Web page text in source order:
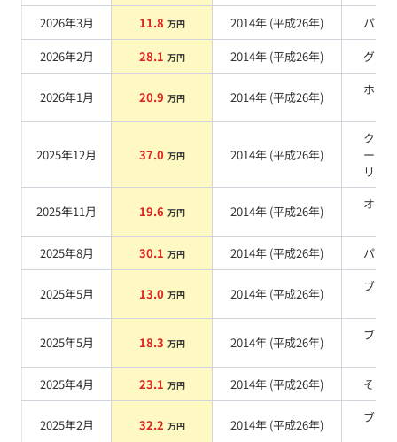
2026年3月
11.8 万円 2014年 (平成26年)
パール
2026年2月
28.1 万円 2014年 (平成26年) グレー
2026年1月 20.9 万円 2014年 (平成26年)
ホワ
2025年12月 37.0 万円 2014年 (平成26年)
クー
ーダ
リック
2025年11月 19.6 万円 2014年 (平成26年)
オレ
2025年8月
30.1 万円 2014年 (平成26年) パール
2025年5月 13.0 万円 2014年 (平成26年)
ブラ
2025年5月 18.3 万円 2014年 (平成26年)
ブラ
2025年4月
23.1 万円 2014年 (平成26年) その他
2025年2月 32.2 万円 2014年 (平成26年)
ブラ